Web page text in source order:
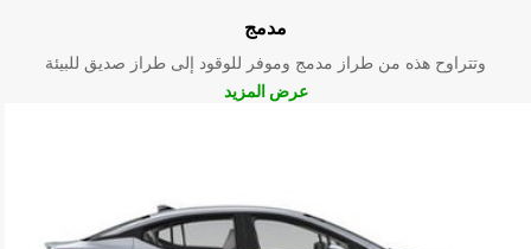
مدمج
وتتراوح هذه من طراز مدمج وموفر للوقود إلى طراز صديق للبيئة
عرض المزيد